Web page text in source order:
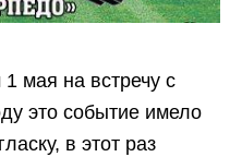
мая на встречу с
это событие имело
в этот раз